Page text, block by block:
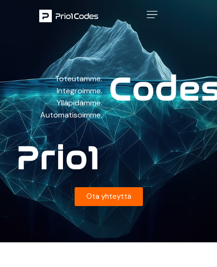
Prio1
Toteutamme.
Integroimme.
Ylläpidämme.
Automatisoimme.
Code
Ota yhteyttä